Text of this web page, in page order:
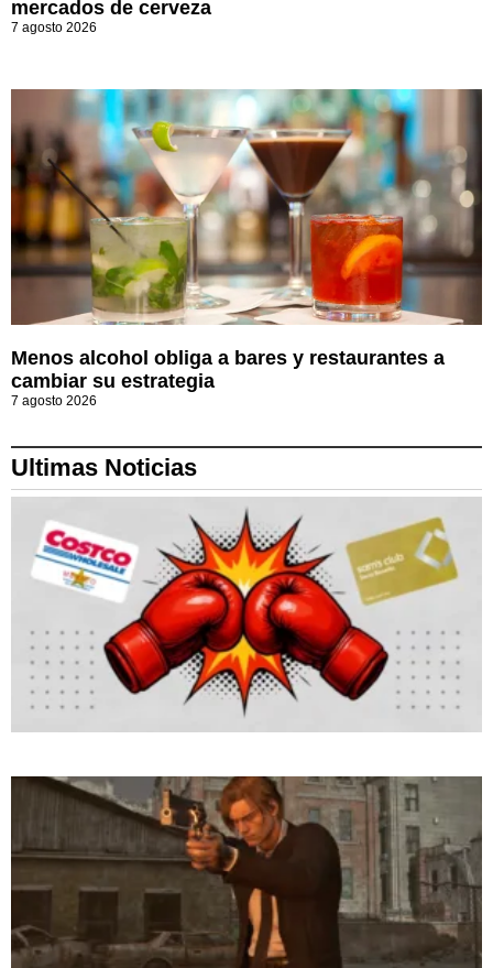
mercados de cerveza
7 agosto 2026
Menos alcohol obliga a bares y restaurantes a
cambiar su estrategia
7 agosto 2026
Ultimas Noticias